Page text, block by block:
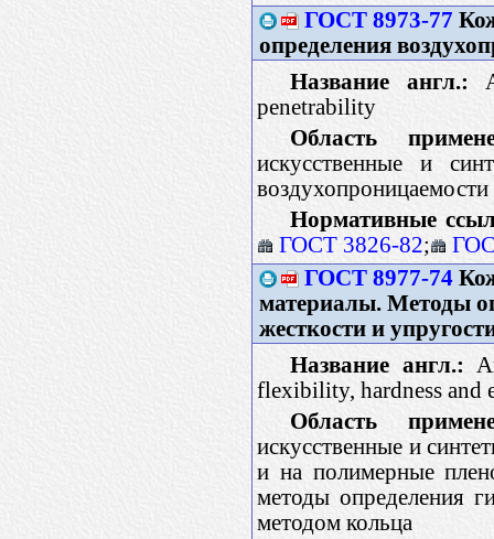
ГОСТ 8973-77
определения
Название англ.:
penetrability
Область
искусственные и
воздухопроницаемости
Нормативные
ГОСТ 3826-82;
ГОСТ 8977-74
материалы. Методы
жесткости и
Название англ.:
flexibility, hardness and
Область
искусственные и
и на полимерные
методы определения
методом кольца